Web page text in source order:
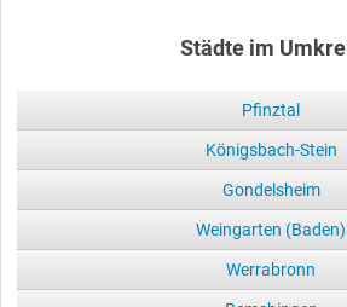
Städte im
Pfinztal
Königsbach-Stein
Gondelsheim
Weingarten (Baden)
Werrabronn